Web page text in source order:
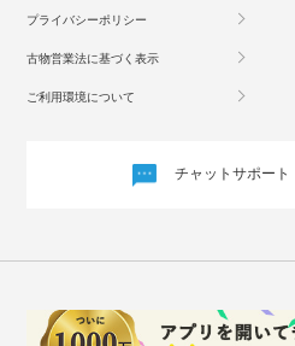
プライバシーポリシー
古物営業法に基づく表示
ご利用環境について
チャットサポート